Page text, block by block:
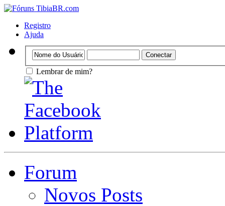
Registro
Ajuda
Lembrar de mim?
Forum
Novos Posts